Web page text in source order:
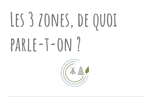
Les 3 zones, de quoi
parle-t-on ?